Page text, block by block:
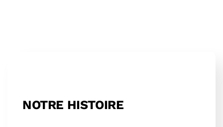
NOTRE HISTOIRE